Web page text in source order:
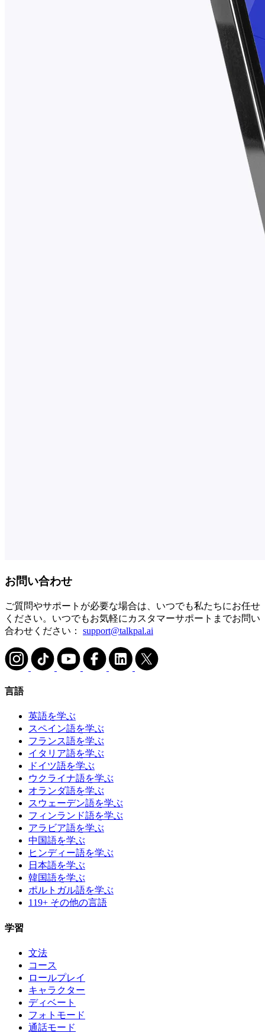
お問い合わせ
ご質問やサポートが必要な場合は、いつでも私たちにお任せ
ください。いつでもお気軽にカスタマーサポートまでお問い
合わせください： support@talkpal.ai
言語
英語を学ぶ
スペイン語を学ぶ
フランス語を学ぶ
イタリア語を学ぶ
ドイツ語を学ぶ
ウクライナ語を学ぶ
オランダ語を学ぶ
スウェーデン語を学ぶ
フィンランド語を学ぶ
アラビア語を学ぶ
中国語を学ぶ
ヒンディー語を学ぶ
日本語を学ぶ
韓国語を学ぶ
ポルトガル語を学ぶ
119+ その他の言語
学習
文法
コース
ロールプレイ
キャラクター
ディベート
フォトモード
通話モード